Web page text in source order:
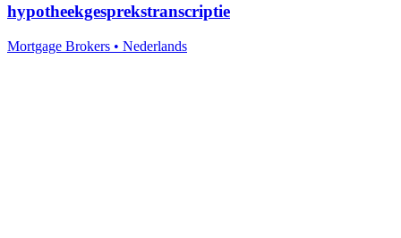
hypotheekgesprekstranscriptie
Mortgage Brokers • Nederlands